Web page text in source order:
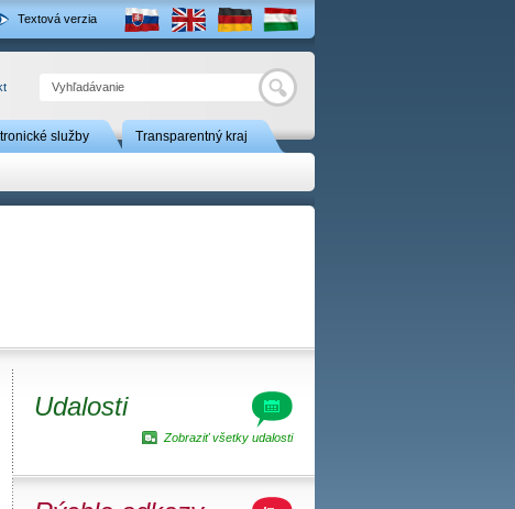
Textová verzia
Hľadať
služby Transparentný kraj
Udalosti
Zobraziť všetky udalosti